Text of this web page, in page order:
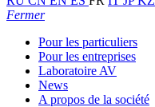
Fermer
Pour les particuliers
Pour les entreprises
Laboratoire AV
News
A propos de la société